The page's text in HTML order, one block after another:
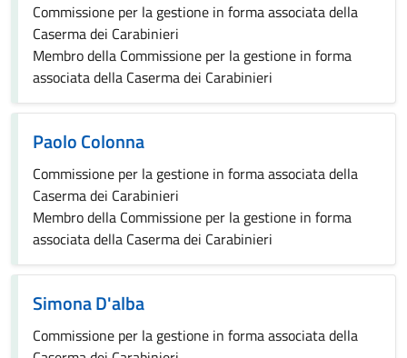
Commissione per la gestione in forma associata della
Caserma dei Carabinieri
Membro della Commissione per la gestione in forma
associata della Caserma dei Carabinieri
Paolo Colonna
Commissione per la gestione in forma associata della
Caserma dei Carabinieri
Membro della Commissione per la gestione in forma
associata della Caserma dei Carabinieri
Simona D'alba
Commissione per la gestione in forma associata della